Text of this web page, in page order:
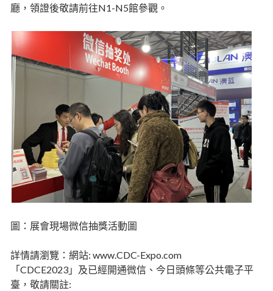
廳，領證後敬請前往N1-N5館參觀。
圖：展會現場微信抽獎活動圖
詳情請瀏覽：網站: www.CDC-Expo.com
「CDCE2023」及已經開通微信、今日頭條等公共電子平
臺，敬請關註: